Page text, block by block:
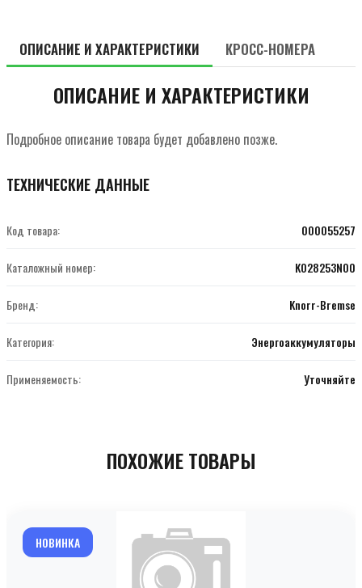
ОПИСАНИЕ И ХАРАКТЕРИСТИКИ КРОСС-НОМЕРА
ОПИСАНИЕ И ХАРАКТЕРИСТИКИ
Подробное описание товара будет добавлено позже.
ТЕХНИЧЕСКИЕ ДАННЫЕ
Код товара: 000055257
Каталожный номер: K028253N00
Бренд: Knorr-Bremse
Категория: Энергоаккумуляторы
Применяемость: Уточняйте
ПОХОЖИЕ ТОВАРЫ
НОВИНКА